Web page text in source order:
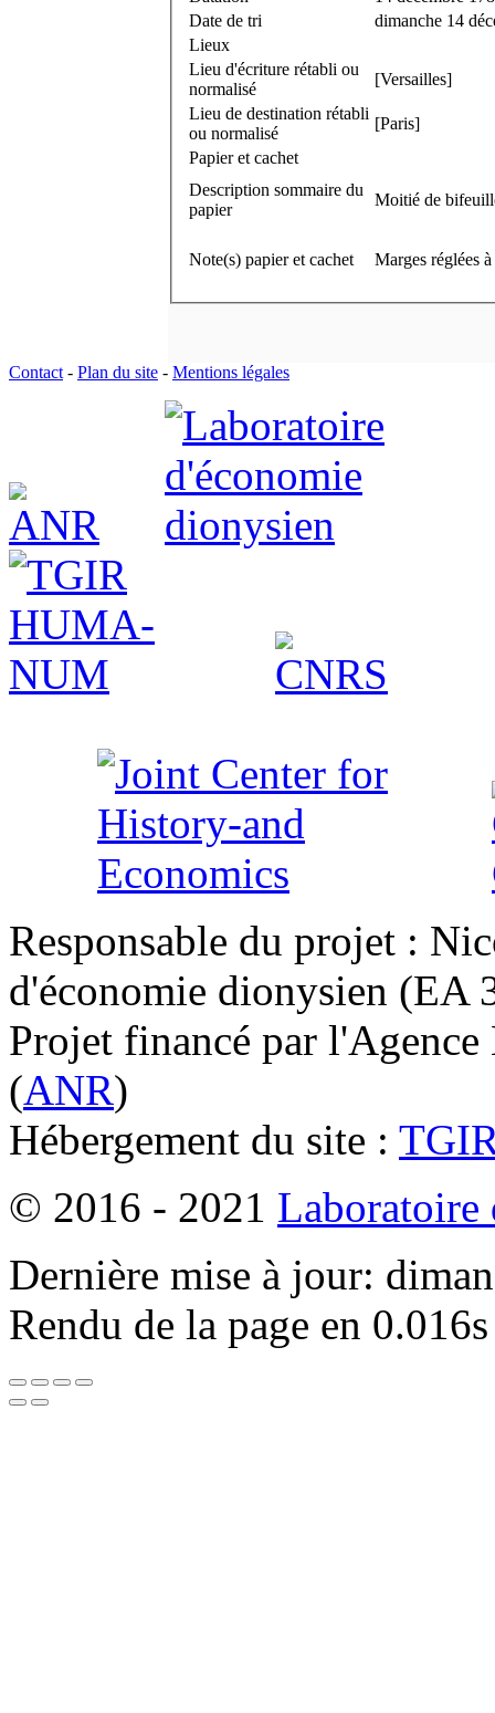
Date de tri
dimanche 14
Lieux
Lieu d'écriture rétabli ou
normalisé
[Versailles]
Lieu de destination rétabli
ou normalisé
[Paris]
Papier et cachet
Description sommaire du
papier
Moitié de
Note(s) papier et cachet Marges réglées
Contact - Plan du site - Mentions légales
Responsable du projet :
d'économie dionysien
Projet financé par l'Agence
(ANR)
Hébergement du site :
© 2016 - 2021 Laboratoire
Dernière mise à jour:
Rendu de la page en 0.016s